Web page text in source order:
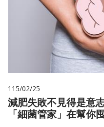
115/02/25
減肥失敗不見得是意
「細菌管家」在幫你